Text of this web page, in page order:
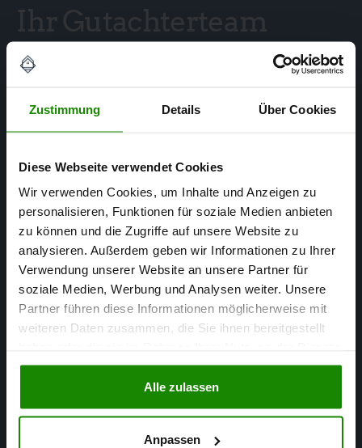
Zustimmung Details Über Cookies
Diese Webseite verwendet Cookies
Wir verwenden Cookies, um Inhalte und Anzeigen zu
personalisieren, Funktionen für soziale Medien anbieten
zu können und die Zugriffe auf unsere Website zu
analysieren. Außerdem geben wir Informationen zu Ihrer
Verwendung unserer Website an unsere Partner für
soziale Medien, Werbung und Analysen weiter. Unsere
Partner führen diese Informationen möglicherweise mit
weiteren Daten zusammen, die Sie ihnen bereitgestellt
gesammelt haben.
Alle zulassen
Anpassen
Ihr Gutachterteam
in Ihrer Region
Matthias Mertens